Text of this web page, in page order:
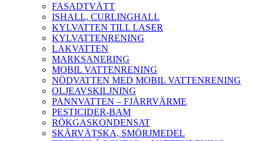
FASADTVÄTT
ISHALL, CURLINGHALL
KYLVATTEN TILL LASER
KYLVATTENRENING
LAKVATTEN
MARKSANERING
MOBIL VATTENRENING
NÖDVATTEN MED MOBIL VATTENRENING
OLJEAVSKILJNING
PANNVATTEN – FJÄRRVÄRME
PESTICIDER-BAM
RÖKGASKONDENSAT
SKÄRVÄTSKA, SMÖRJMEDEL